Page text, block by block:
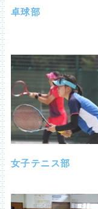
卓球部
女子テニス部